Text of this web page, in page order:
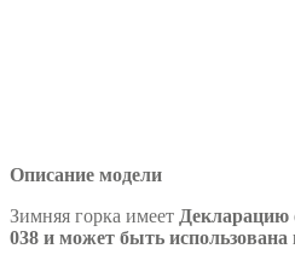
Описание модели
Зимняя горка имеет Декларацию
038 и может быть